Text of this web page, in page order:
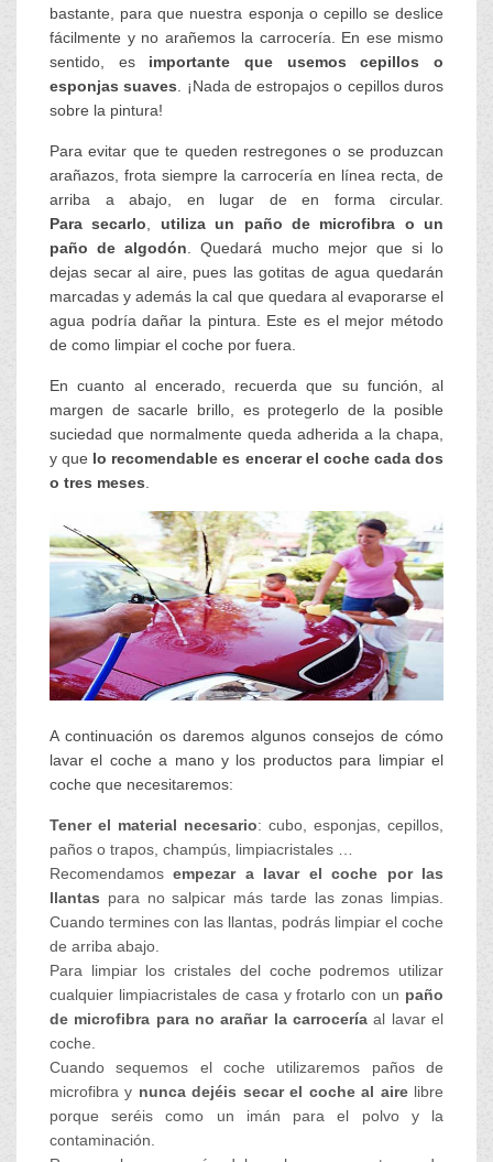
bastante, para que nuestra esponja o cepillo se deslice
fácilmente y no arañemos la carrocería. En ese mismo
sentido, es importante que usemos cepillos o
esponjas suaves. ¡Nada de estropajos o cepillos duros
sobre la pintura!
Para evitar que te queden restregones o se produzcan
arañazos, frota siempre la carrocería en línea recta, de
arriba a abajo, en lugar de en forma circular.
Parasecarlo, utiliza un paño de microfibra o un
paño de algodón. Quedará mucho mejor que si lo
dejas secar al aire, pues las gotitas de agua quedarán
marcadas y además la cal que quedara al evaporarse el
agua podría dañar la pintura. Este es el mejor método
de como limpiar el coche por fuera.
En cuanto al encerado, recuerda que su función, al
margen de sacarle brillo, es protegerlo de la posible
suciedad que normalmente queda adherida a la chapa,
y que lo recomendable es encerar el coche cada dos
o tres meses.
A continuación os daremos algunos consejos de cómo
lavar el coche a mano y los productos para limpiar el
coche que necesitaremos:
Tener el material necesario: cubo, esponjas, cepillos,
paños o trapos, champús, limpiacristales …
Recomendamosempezar a lavar el coche por las
llantas para no salpicar más tarde las zonas limpias.
Cuando termines con las llantas, podrás limpiar el coche
de arriba abajo.
Para limpiar los cristales del coche podremos utilizar
cualquier limpiacristales de casa y frotarlo con un paño
de microfibra para no arañar la carrocería al lavar el
coche.
Cuando sequemos el coche utilizaremos paños de
microfibra y nunca dejéis secar el coche al airelibre
porque seréis como un imán para el polvo y la
contaminación.